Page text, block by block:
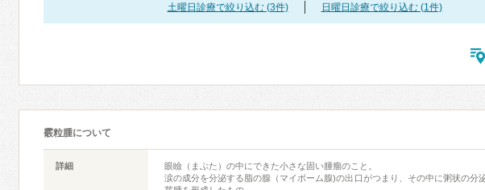
土曜日診療で絞り込む (3件) 日曜日診療で絞り込む (1件)
霰粒腫について
詳細
眼瞼（まぶた）の中にできた小さな固い腫瘤のこと。
涙の成分を分泌する脂の腺（マイボーム腺)の出口がつまり、その中に粥状の分